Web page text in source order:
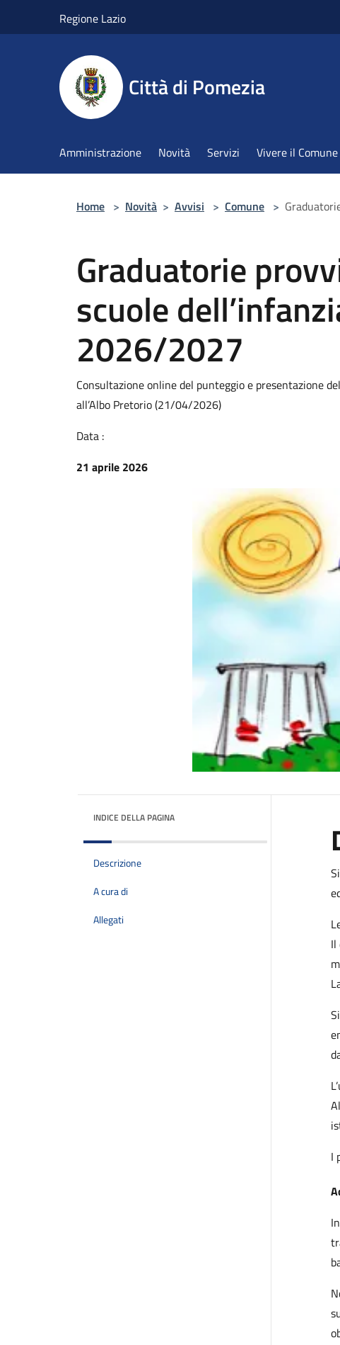
Regione Lazio
Città di Pomezia
Amministrazione Novità Servizi Vivere il Comune
Home > Novità > Avvisi > Comune >
Graduatorie
scuole
2026/2027
Consultazione online del punteggio e presentazione
all’Albo Pretorio (21/04/2026)
Data :
21 aprile 2026
INDICE DELLA PAGINA
Descrizione
A cura di
Allegati
Il
I